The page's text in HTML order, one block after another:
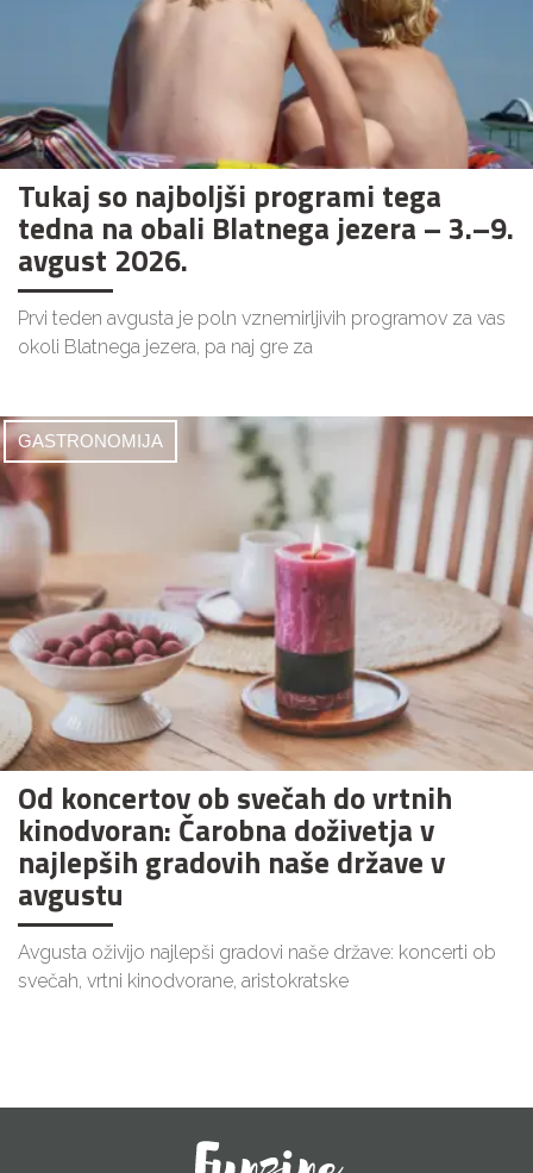
Tukaj so najboljši programi tega
tedna na obali Blatnega jezera – 3.–9.
avgust 2026.
Prvi teden avgusta je poln vznemirljivih programov za vas
okoli Blatnega jezera, pa naj gre za
GASTRONOMIJA
Od koncertov ob svečah do vrtnih
kinodvoran: Čarobna doživetja v
najlepših gradovih naše države v
avgustu
Avgusta oživijo najlepši gradovi naše države: koncerti ob
svečah, vrtni kinodvorane, aristokratske